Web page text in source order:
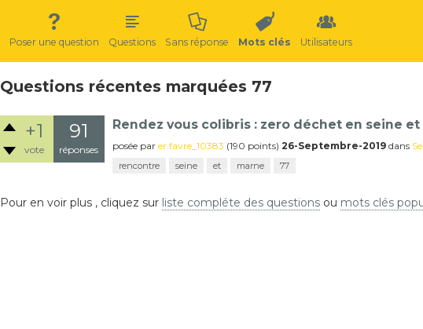
Poser une question Questions Sans réponse Mots clés Utilisateurs
Questions récentes marquées 77
+1
vote
91
réponses
Rendez vous colibris : zero déchet en seine et
posée par er.favre_10383 (190 points) 26-Septembre-2019 dans
rencontre seine et marne 77
Pour en voir plus , cliquez sur liste compléte des questionsou mots clés